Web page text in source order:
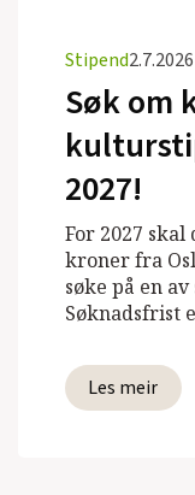
Stipend2.7.2026
Søk om
2027!
For 2027
kroner fra
søke på en
Søknadsfrist
Les meir